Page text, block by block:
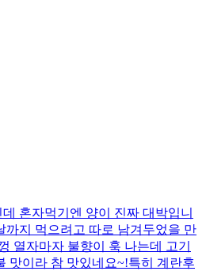
혼자먹기엔 양이 진짜 대박입니
까지 먹으려고 따로 남겨두었을 만
열자마자 불향이 훅 나는데 고기
맛이라 참 맛있네요~!특히 계란후